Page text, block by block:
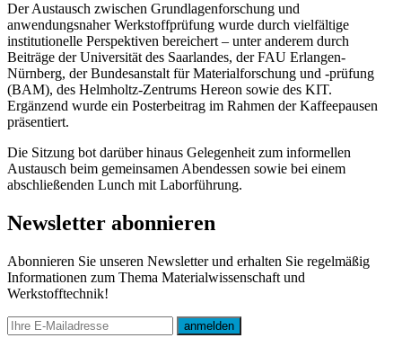
Der Austausch zwischen Grundlagenforschung und
anwendungsnaher Werkstoffprüfung wurde durch vielfältige
institutionelle Perspektiven bereichert – unter anderem durch
Beiträge der Universität des Saarlandes, der FAU Erlangen-
Nürnberg, der Bundesanstalt für Materialforschung und -prüfung
(BAM), des Helmholtz-Zentrums Hereon sowie des KIT.
Ergänzend wurde ein Posterbeitrag im Rahmen der Kaffeepausen
präsentiert.
Die Sitzung bot darüber hinaus Gelegenheit zum informellen
Austausch beim gemeinsamen Abendessen sowie bei einem
abschließenden Lunch mit Laborführung.
Newsletter abonnieren
Abonnieren Sie unseren Newsletter und erhalten Sie regelmäßig
Informationen zum Thema Materialwissenschaft und
Werkstofftechnik!
E-mail
anmelden